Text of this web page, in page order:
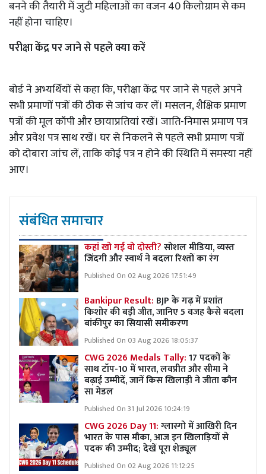
बनने की तैयारी में जुटी महिलाओं का वजन 40 किलोग्राम से कम
नहीं होना चाहिए।
परीक्षा केंद्र पर जाने से पहले क्या करें
बोर्ड ने अभ्यर्थियों से कहा कि, परीक्षा केंद्र पर जाने से पहले अपने
सभी प्रमाणों पत्रों की ठीक से जांच कर लें। मसलन, शैक्षिक प्रमाण
पत्रों की मूल कॉपी और छायाप्रतियां रखें। जाति-निमास प्रमाण पत्र
और प्रवेश पत्र साथ रखें। घर से निकलने से पहले सभी प्रमाण पत्रों
को दोबारा जांच लें, ताकि कोई पत्र न होने की स्थिति में समस्या नहीं
आए।
संबंधित समाचार
कहां खो गई वो दोस्ती?सोशल मीडिया, व्यस्त
जिंदगी और स्वार्थ ने बदला रिश्तों का रंग
Published On 02 Aug 2026 17:51:49
Bankipur Result: BJP के गढ़ में प्रशांत
किशोर की बड़ी जीत, जानिए 5 वजह कैसे बदला
बांकीपुर का सियासी समीकरण
Published On 03 Aug 2026 18:05:37
CWG 2026 Medals Tally:17 पदकों के
साथ टॉप-10 में भारत, लवप्रीत और सीमा ने
बढ़ाई उम्मीदें, जानें किस खिलाड़ी ने जीता कौन
सा मेडल
Published On 31 Jul 2026 10:24:19
CWG 2026 Day 11:ग्लास्गो में आखिरी दिन
भारत के पास मौका, आज इन खिलाड़ियों से
पदक की उम्मीद; देखें पूरा शेड्यूल
Published On 02 Aug 2026 11:12:25